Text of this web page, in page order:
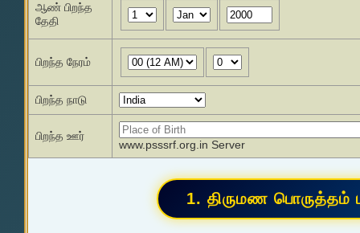
ஆண் பிறந்த
தேதி
பிறந்த நேரம்
பிறந்த நாடு
பிறந்த ஊர்
www.psssrf.org.in Server